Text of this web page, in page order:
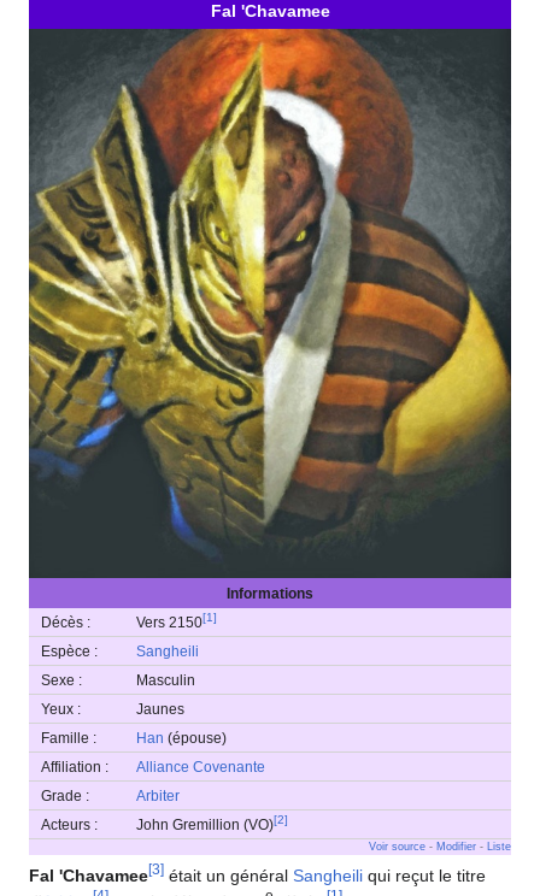
Fal 'Chavamee
Informations
Décès :
Vers 2150[1]
Espèce :
Sangheili
Sexe :
Masculin
Yeux :
Jaunes
Famille :
Han (épouse)
Affiliation :
Alliance Covenante
Grade :
Arbiter
Acteurs :
John Gremillion (VO)[2]
Voir source - Modifier - Liste
Fal 'Chavamee[3] était un général Sangheili qui reçut le titre